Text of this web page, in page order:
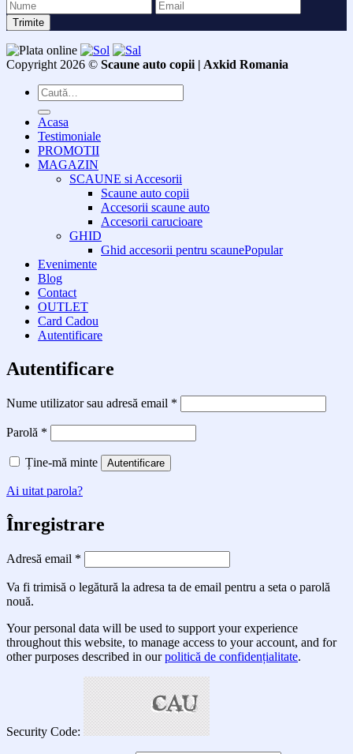
Copyright 2026 © Scaune auto copii | Axkid Romania
Caută
după:
Acasa
Testimoniale
PROMOTII
MAGAZIN
SCAUNE si Accesorii
Scaune auto copii
Accesorii scaune auto
Accesorii carucioare
GHID
Ghid accesorii pentru scaune
Evenimente
Blog
Contact
OUTLET
Card Cadou
Autentificare
Autentificare
Nume utilizator sau adresă email *
Parolă *
Ține-mă minte Autentificare
Ai uitat parola?
Înregistrare
Adresă email *
Va fi trimisă o legătură la adresa ta de email pentru a seta o parolă
nouă.
Your personal data will be used to support your experience
throughout this website, to manage access to your account, and for
other purposes described in ourpolitică de confidențialitate.
Security Code: